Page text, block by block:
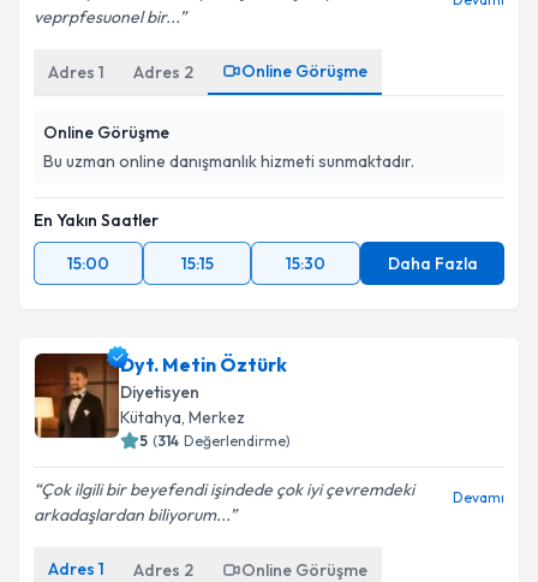
veprpfesuonel bir...
Adres 1 Adres 2 Online Görüşme
Online Görüşme
Bu uzman online danışmanlık hizmeti sunmaktadır.
En Yakın Saatler
15:00
15:15 15:30 Daha Fazla
Dyt. Metin Öztürk
Diyetisyen
Kütahya, Merkez
5 (314 Değerlendirme)
Çok ilgili bir beyefendi işindede çok iyi çevremdeki
arkadaşlardan biliyorum...
Devamı
Adres 1 Adres 2 Online Görüşme